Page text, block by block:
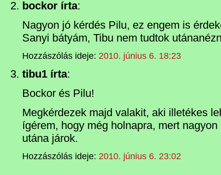
bockor írta:
Nagyon jó kérdés Pilu, ez engem is
Sanyi bátyám, Tibu nem tudtok
Hozzászólás ideje: 2010. június 6. 18:23
tibu1 írta:
Bockor és Pilu!
Megkérdezek majd valakit, aki illetékes
ígérem, hogy még holnapra, mert
utána járok.
Hozzászólás ideje: 2010. június 6. 23:02